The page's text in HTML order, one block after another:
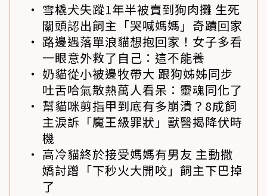
雪橇犬失蹤1年半被賣到狗肉攤 生死
關頭認出飼主「哭喊媽媽」奇蹟回家
路邊遇落單浪貓想抱回家！女子多看
一眼意外救了自己：這不能養
奶貓從小被邊牧帶大 跟狗姊姊同步
吐舌哈氣散熱萬人看呆：靈魂同化了
幫貓咪剪指甲到底有多崩潰？8成飼
主淚訴「魔王級罪狀」獸醫揭降伏時
機
高冷貓終於接受媽媽有男友 主動撒
嬌討蹭「下秒火大開咬」飼主下巴掉
了